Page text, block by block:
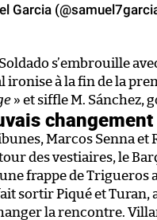
Garcia
s’embrouille
ironise à la fin de la
» et siffle M. Sánchez,
Marcos Senna
des vestiaires, le
frappe de Trigueros
sortir Piqué et Turan,
la rencontre.